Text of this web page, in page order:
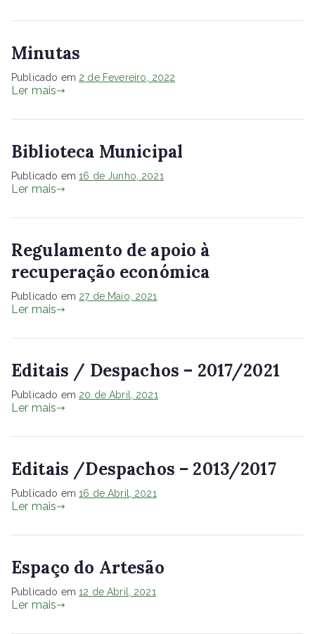
Minutas
Publicado em 2 de Fevereiro, 2022
Ler mais
Biblioteca Municipal
Publicado em16 de Junho, 2021
Ler mais
Regulamento de apoio à
recuperação económica
Publicado em 27 de Maio, 2021
Ler mais
Editais / Despachos – 2017/2021
Publicado em 20 de Abril, 2021
Ler mais
Editais /Despachos – 2013/2017
Publicado em16 de Abril, 2021
Ler mais
Espaço do Artesão
Publicado em12 de Abril, 2021
Ler mais